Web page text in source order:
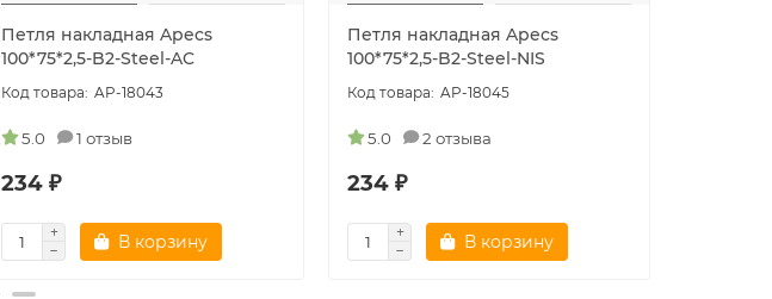
Петля накладная Apecs
100*75*2,5-B2-Steel-AC
AP-18043
5.0 1 отзыв
234 ₽
В корзину
Петля накладная Apecs
100*75*2,5-B2-Steel-NIS
AP-18045
5.0 2 отзыва
234 ₽
В корзину